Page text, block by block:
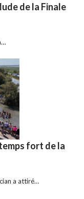
de la Finale
fort de la
a attiré…